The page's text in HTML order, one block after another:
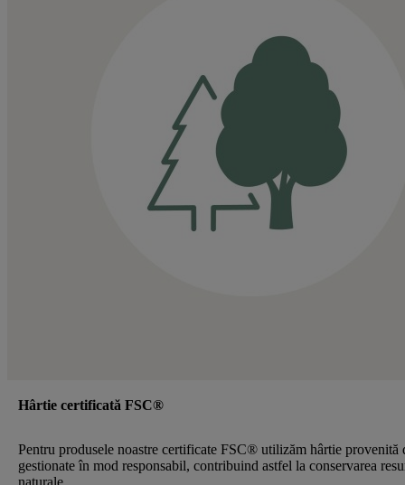
Hârtie certificată FSC®
Pentru produsele noastre certificate FSC® utilizăm hârtie provenită
gestionate în mod responsabil, contribuind astfel la conservarea